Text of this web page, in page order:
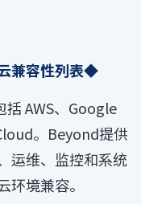
兼容性列表◆
AWS、Google
。Beyond提供
运维、监控和系统
境兼容。